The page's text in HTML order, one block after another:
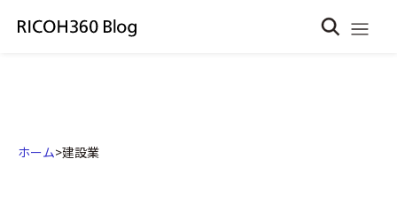
ホーム>建設業